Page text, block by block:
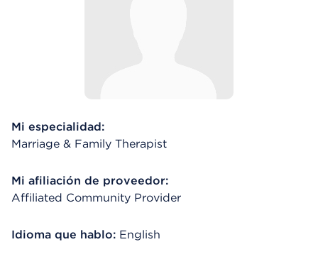
Mi especialidad:
Marriage & Family Therapist
Mi afiliación de proveedor:
Affiliated Community Provider
Idioma que hablo: English